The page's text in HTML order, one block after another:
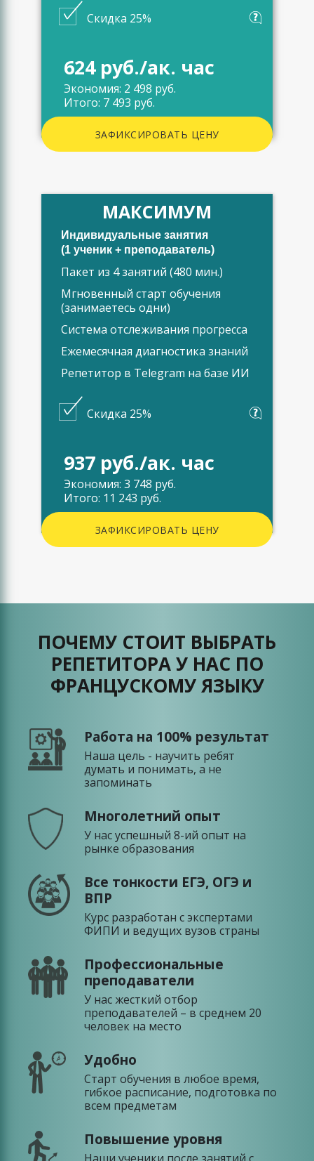
Скидка 25%
624 руб./ак. час
Экономия: 2 498 руб.
Итого: 7 493 руб.
ЗАФИКСИРОВАТЬ ЦЕНУ
МАКСИМУМ
Индивидуальные занятия
(1 ученик + преподаватель)
Пакет из 4 занятий (480 мин.)
Мгновенный старт обучения
(занимаетесь одни)
Система отслеживания прогресса
Ежемесячная диагностика знаний
Репетитор в Telegram на базе ИИ
Скидка 25%
937 руб./ак. час
Экономия: 3 748 руб.
Итого: 11 243 руб.
ЗАФИКСИРОВАТЬ ЦЕНУ
ПОЧЕМУ СТОИТ ВЫБРАТЬ
РЕПЕТИТОРА У НАС ПО
ФРАНЦУСКОМУ ЯЗЫКУ
Работа на 100% результат
Наша цель - научить ребят
думать и понимать, а не
запоминать
Многолетний опыт
У нас успешный 8-ий опыт на
рынке образования
Все тонкости ЕГЭ, ОГЭ и
ВПР
Курс разработан с экспертами
ФИПИ и ведущих вузов страны
Профессиональные
преподаватели
У нас жесткий отбор
преподавателей – в среднем 20
человек на место
Удобно
Старт обучения в любое время,
гибкое расписание, подготовка по
всем предметам
Повышение уровня